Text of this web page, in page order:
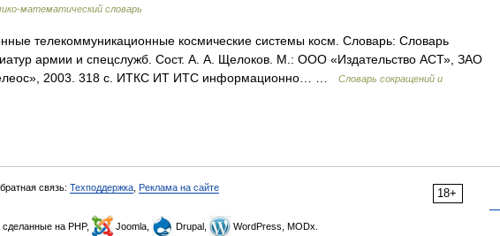
математический словарь
телекоммуникационные космические системы косм. Словарь: Словарь
армии и спецслужб. Сост. А. А. Щелоков. М.: ООО «Издательство АСТ», ЗАО
2003. 318 с. ИТКС ИТ ИТС информационно… …
Словарь сокращений и
18+
связь: Техподдержка Реклама на сайте
, сделанные на PHP, Joomla, Drupal, WordPress, MODx.